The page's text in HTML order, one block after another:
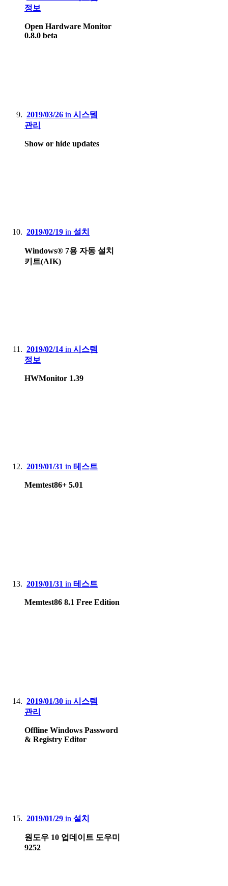
정보
Open Hardware Monitor
0.8.0 beta
2019/03/26 in 시스템
관리
Show or hide updates
2019/02/19 in 설치
Windows® 7용 자동 설치
키트(AIK)
2019/02/14 in 시스템
정보
HWMonitor 1.39
2019/01/31 in 테스트
Memtest86+ 5.01
2019/01/31 in 테스트
Memtest86 8.1 Free Edition
2019/01/30 in 시스템
관리
Offline Windows Password
& Registry Editor
2019/01/29 in 설치
원도우 10 업데이트 도우미
9252